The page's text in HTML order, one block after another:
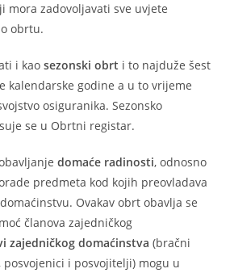
mora zadovoljavati sve uvjete
obrtu.
i kaosezonski obrt i to najduže šest
kalendarske godine a u to vrijeme
osiguranika. Sezonsko
se u Obrtni registar.
domaće radinosti, odnosno
predmeta kod kojih preovladava
Ovakav obrt obavlja se
članova zajedničkog
zajedničkog domaćinstva(bračni
i posvojitelji) mogu u